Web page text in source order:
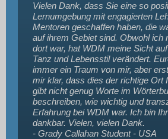
Vielen Dank, dass Sie eine so
Lernumgebung mit engagierten
Mentoren geschaffen haben, die
auf ihrem Gebiet sind. Obwohl ich
dort war, hat WDM meine Sicht
Tanz und Lebensstil verändert.
immer ein Traum von mir, aber
mir klar, dass dies der richtige Ort
gibt nicht genug Worte im
beschreiben, wie wichtig und
Erfahrung bei WDM war. Ich bin
dankbar. Vielen, vielen Dank.
- Grady Callahan Student - USA